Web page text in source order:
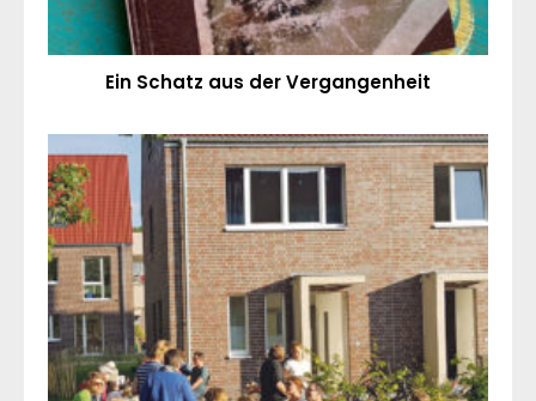
Ein Schatz aus der Vergangenheit